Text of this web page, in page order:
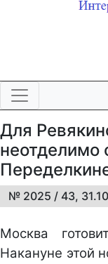
Для
неотделимо
№ 2025 / 43,
Москва
Накануне этой